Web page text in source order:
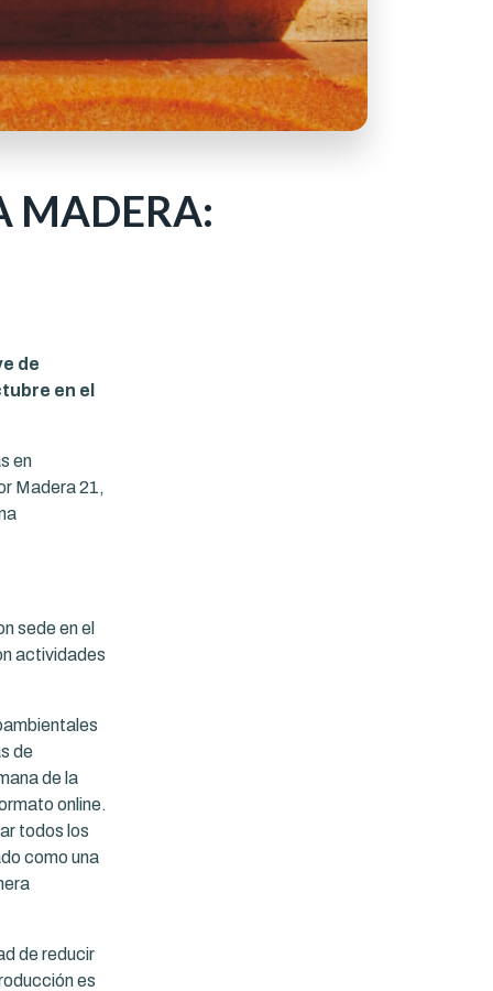
MADERA:
de
en el
en
Madera 21,
sede en el
actividades
de
de la
online.
todos los
como una
de reducir
es